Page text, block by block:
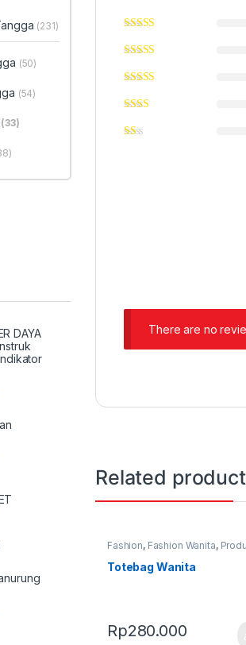
There are no
Related
Fashion, Fashion Wanita,
Terbaru,
Totebag Wanita
Rp280.000
(231)
(50)
(54)
(33)
DAYA